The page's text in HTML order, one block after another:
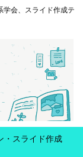
学会、スライド作成テ
・スライド作成